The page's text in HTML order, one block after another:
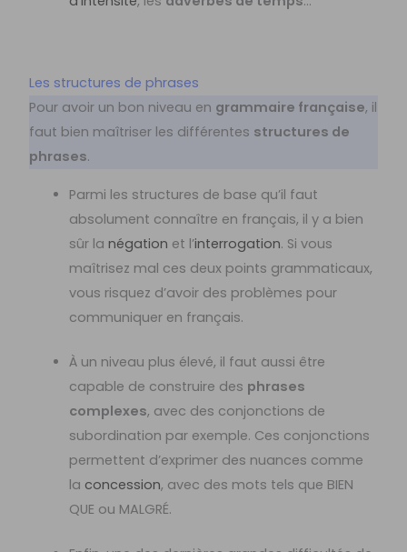
Les structures de phrases
Pour avoir un bon niveau en grammaire française, il
faut bien maîtriser les différentes structures de
phrases.
Parmi les structures de base qu’il faut
absolument connaître en français, il y a bien
sûr la négation et l’interrogation. Si vous
maîtrisez mal ces deux points grammaticaux,
vous risquez d’avoir des problèmes pour
communiquer en français.
À un niveau plus élevé, il faut aussi être
capable de construire des phrases
complexes, avec des conjonctions de
subordination par exemple. Ces conjonctions
permettent d’exprimer des nuances comme
la concession, avec des mots tels que BIEN
QUE ou MALGRÉ.